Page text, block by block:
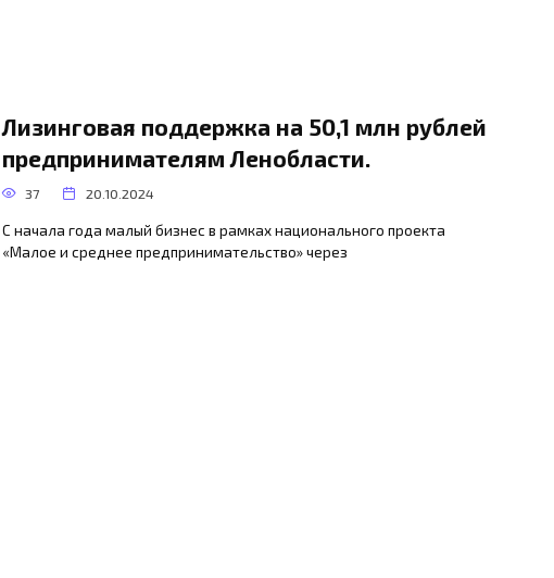
Лизинговая поддержка на 50,1 млн рублей
предпринимателям Ленобласти.
37 20.10.2024
С начала года малый бизнес в рамках национального проекта
«Малое и среднее предпринимательство» через